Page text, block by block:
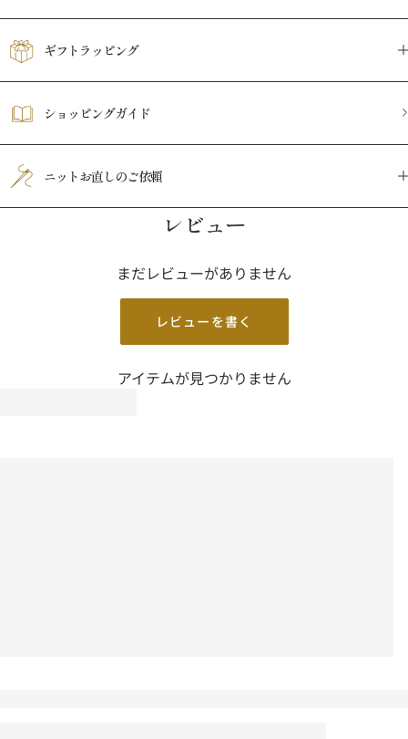
ギフトラッピング
ショッピングガイド
ニットお直しのご依頼
レビュー
まだレビューがありません
レビューを書く
アイテムが見つかりません